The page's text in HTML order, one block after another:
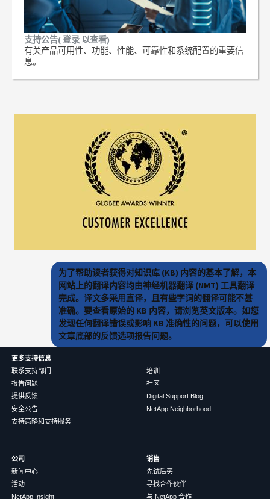
支持公告( 登录 以查看)
有关产品可用性、功能、性能、可靠性和系统配置的重要信
息。
为了帮助读者获得对知识库 (KB) 内容的基本了解，本
网站上的翻译内容均由神经机器翻译 (NMT) 工具翻译
完成。译文多采用直译，且有些字词的翻译可能不甚
准确。要查看原始的 KB 内容，请浏览英文版本。如您
发现任何翻译错误或影响 KB 准确性的问题，可以使用
文章底部的反馈选项报告问题。
更多支持信息
联系支持部门
报告问题
提供反馈
安全公告
支持策略和支持服务
培训
社区
Digital Support Blog
NetApp Neighborhood
公司
新闻中心
活动
NetApp Insight
销售
先试后买
寻找合作伙伴
与 NetApp 合作